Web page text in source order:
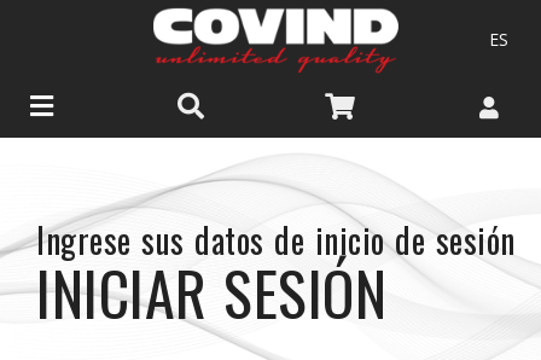
ES
Ingrese sus datos de inicio de sesión
INICIAR SESIÓN